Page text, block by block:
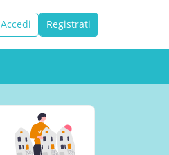
Accedi Registrati